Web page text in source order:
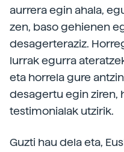
aurrera egin ahala,
zen, baso gehienen
desagerteraziz.
lurrak egurra
eta horrela gure
desagertu egin ziren,
testimonialak utzirik.
Guzti hau dela eta,